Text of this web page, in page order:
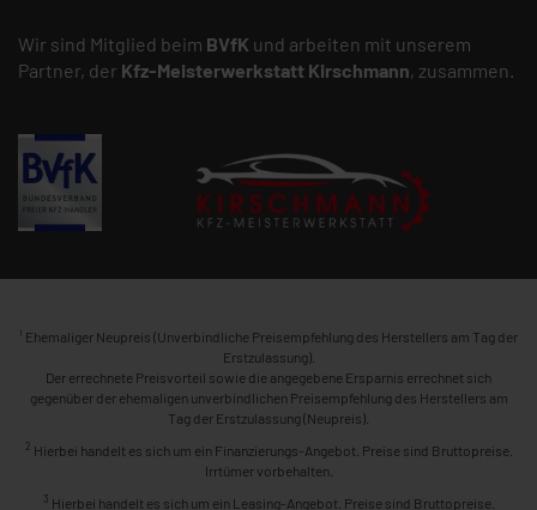
Wir sind Mitglied beim BVfK und arbeiten mit unserem
Partner, der Kfz-Meisterwerkstatt Kirschmann, zusammen.
1 Ehemaliger Neupreis (Unverbindliche Preisempfehlung des Herstellers am Tag der
Erstzulassung).
Der errechnete Preisvorteil sowie die angegebene Ersparnis errechnet sich
gegenüber der ehemaligen unverbindlichen Preisempfehlung des Herstellers am
Tag der Erstzulassung (Neupreis).
2 Hierbei handelt es sich um ein Finanzierungs-Angebot. Preise sind Bruttopreise.
Irrtümer vorbehalten.
3 Hierbei handelt es sich um ein Leasing-Angebot. Preise sind Bruttopreise.